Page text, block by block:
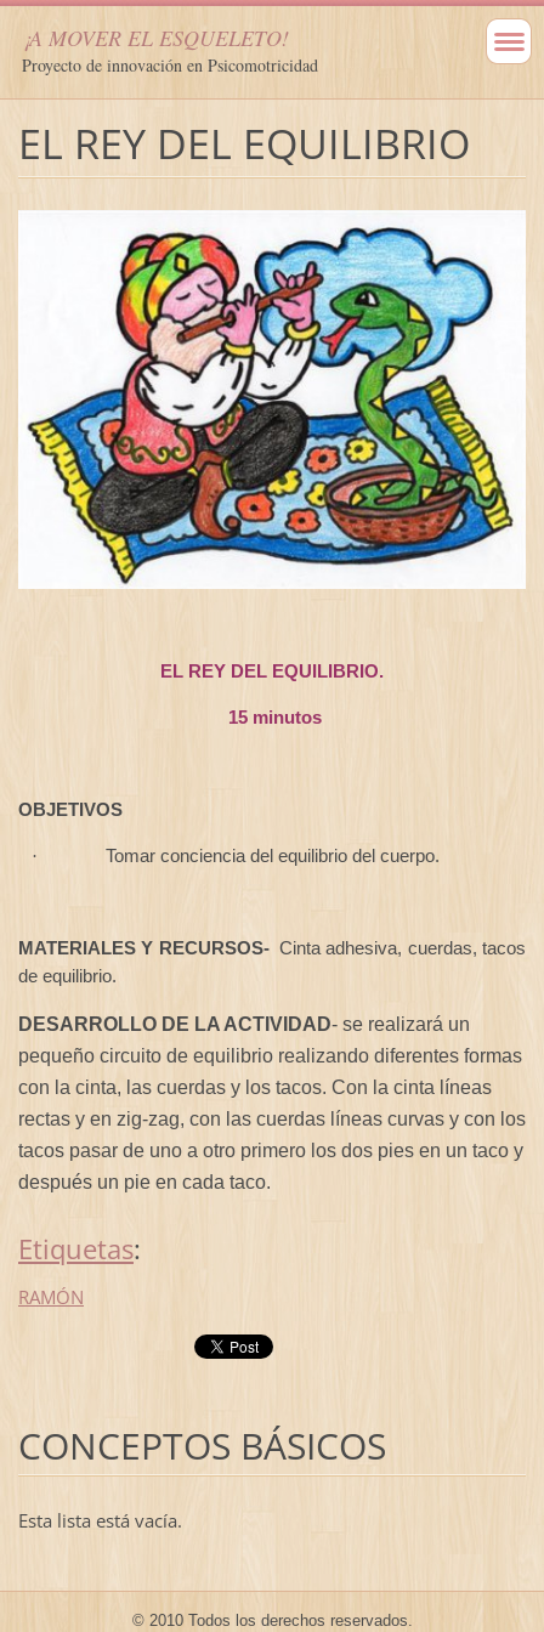
¡A MOVER EL ESQUELETO!
Proyecto de innovación en Psicomotricidad
EL REY DEL EQUILIBRIO
EL REY DEL EQUILIBRIO.
15 minutos
OBJETIVOS
· Tomar conciencia del equilibrio del cuerpo.
MATERIALES Y RECURSOS- Cinta adhesiva, cuerdas, tacos
de equilibrio.
DESARROLLO DE LA ACTIVIDAD- se realizará un
pequeño circuito de equilibrio realizando diferentes formas
con la cinta, las cuerdas y los tacos. Con la cinta líneas
rectas y en zig-zag, con las cuerdas líneas curvas y con los
tacos pasar de uno a otro primero los dos pies en un taco y
después un pie en cada taco.
Etiquetas:
RAMÓN
CONCEPTOS BÁSICOS
Esta lista está vacía.
© 2010 Todos los derechos reservados.